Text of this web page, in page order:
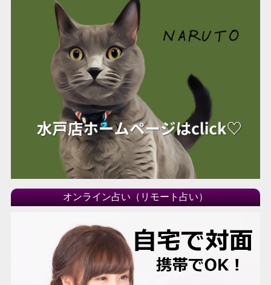
オンライン占い（リモート占い）